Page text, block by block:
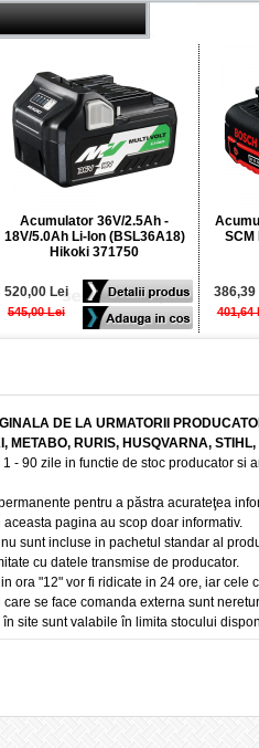
Acumulator 36V/2.5Ah -
18V/5.0Ah Li-Ion (BSL36A18)
Hikoki 371750
520,00 Lei
545,00 Lei
SCM
386,39
401,64
DE LA URMATORII
METABO, RURIS, HUSQVARNA,
- 90 zile in functie de stoc producator si
pentru a păstra acurateţea
pagina au scop doar informativ.
sunt incluse in pachetul standar al
cu datele transmise de producator.
ora "12" vor fi ridicate in 24 ore, iar cele
se face comanda externa sunt
site sunt valabile în limita stocului